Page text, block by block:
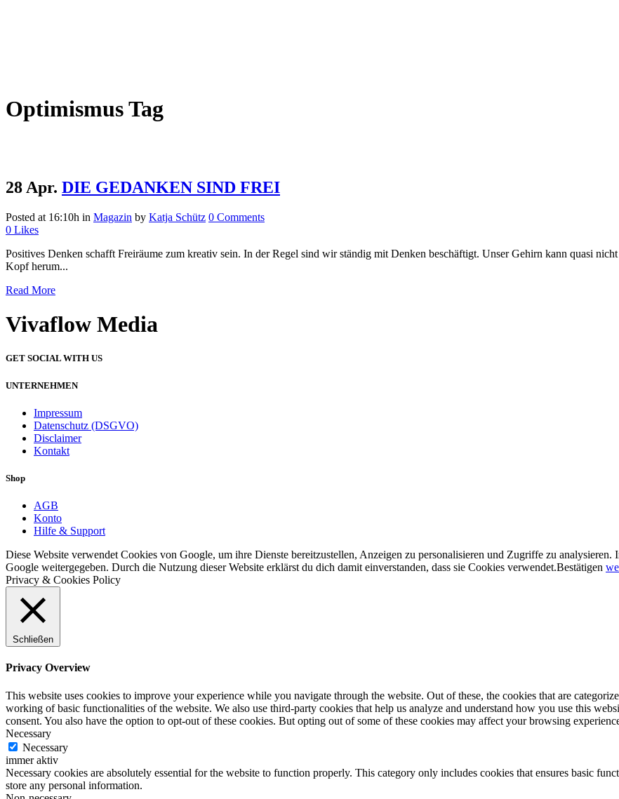
Optimismus Tag
28 Apr. DIE GEDANKEN SIND FREI
Posted at 16:10h in Magazin by Katja Schütz 0 Comments
0 Likes
Positives Denken schafft Freiräume zum kreativ sein. In der Regel sind wir ständig mit Denken beschäftigt. Unser Gehirn kann quasi
Kopf herum...
Read More
Vivaflow Media
GET SOCIAL WITH US
UNTERNEHMEN
Impressum
Datenschutz (DSGVO)
Disclaimer
Kontakt
Shop
AGB
Konto
Hilfe & Support
Diese Website verwendet Cookies von Google, um ihre Dienste bereitzustellen, Anzeigen zu personalisieren und Zugriffe zu
Google weitergegeben. Durch die Nutzung dieser Website erklärst du dich damit einverstanden, dass sie Cookies verwendet.Bestätigen
Privacy & Cookies Policy
Schließen
Privacy Overview
This website uses cookies to improve your experience while you navigate through the website. Out of these, the cookies that are
working of basic functionalities of the website. We also use third-party cookies that help us analyze and understand how you use this
consent. You also have the option to opt-out of these cookies. But opting out of some of these cookies may affect your browsing
Necessary
Necessary
immer aktiv
Necessary cookies are absolutely essential for the website to function properly. This category only includes cookies that ensures basic
store any personal information.